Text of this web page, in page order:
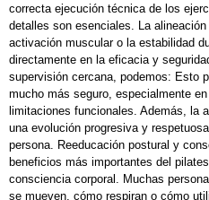
correcta ejecución técnica de los
detalles son esenciales. La
activación muscular o la estabilidad
directamente en la eficacia y
supervisión cercana, podemos: Esto
mucho más seguro, especialmente
limitaciones funcionales. Además, la
una evolución progresiva y
persona. Reeducación postural y
beneficios más importantes del
consciencia corporal. Muchas
se mueven, cómo respiran o cómo